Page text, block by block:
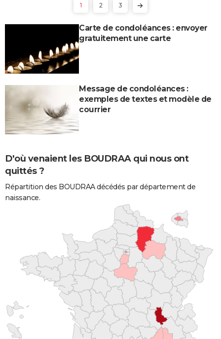
1 2 3
Carte de condoléances : envoyer
gratuitement une carte
Message de condoléances :
exemples de textes et modèle de
courrier
D'où venaient les BOUDRAA qui nous ont
quittés ?
Répartition des BOUDRAA décédés par département de
naissance.